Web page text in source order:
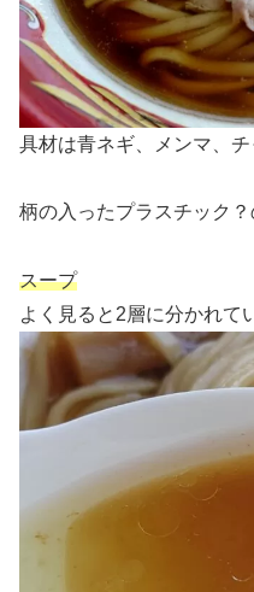
具材は青ネギ、メンマ、チ
柄の入ったプラスチック？
スープ
よく見ると2層に分かれて